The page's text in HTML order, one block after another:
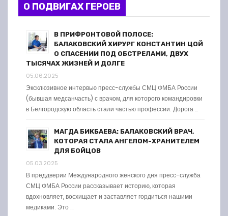
О ПОДВИГАХ ГЕРОЕВ
В ПРИФРОНТОВОЙ ПОЛОСЕ:
БАЛАКОВСКИЙ ХИРУРГ КОНСТАНТИН ЦОЙ
О СПАСЕНИИ ПОД ОБСТРЕЛАМИ, ДВУХ
ТЫСЯЧАХ ЖИЗНЕЙ И ДОЛГЕ
05.06.2025
Эксклюзивное интервью пресс-службы СМЦ ФМБА России
(бывшая медсанчасть) с врачом, для которого командировки
в Белгородскую область стали частью профессии. Дорога …
МАГДА БИКБАЕВА: БАЛАКОВСКИЙ ВРАЧ,
КОТОРАЯ СТАЛА АНГЕЛОМ-ХРАНИТЕЛЕМ
ДЛЯ БОЙЦОВ
05.03.2025
В преддверии Международного женского дня пресс-служба
СМЦ ФМБА России рассказывает историю, которая
вдохновляет, восхищает и заставляет гордиться нашими
медиками. Это …